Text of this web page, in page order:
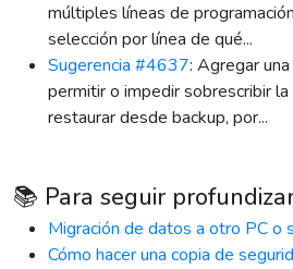
múltiples líneas de
selección por línea de qué...
Sugerencia #4637: Agregar
permitir o impedir sobrescribir
restaurar desde backup, por...
📚 Para seguir
Migración de datos a otro PC o
Cómo hacer una copia de